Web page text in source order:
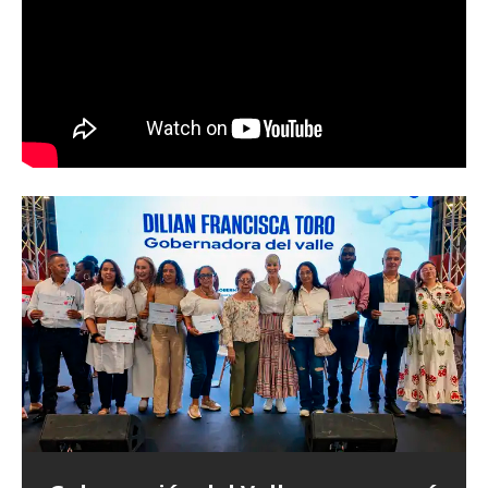
Abren convocatoria del ‘Art World
Records Latam’, para creadores de
artes plásticas del suroccidente